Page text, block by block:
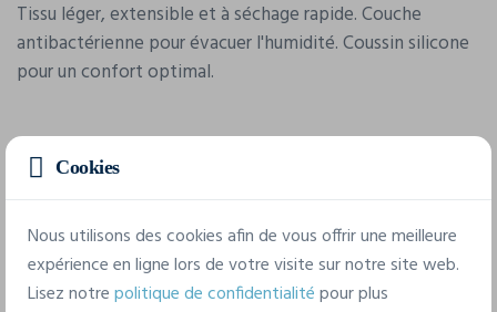
Tissu léger, extensible et à séchage rapide. Couche
antibactérienne pour évacuer l'humidité. Coussin silicone
pour un confort optimal.
Caractéristiques
Marque
Spiro
Cookies
Nous utilisons des cookies afin de vous offrir une meilleure
expérience en ligne lors de votre visite sur notre site web.
Lisez notrepolitique de confidentialitépour plus